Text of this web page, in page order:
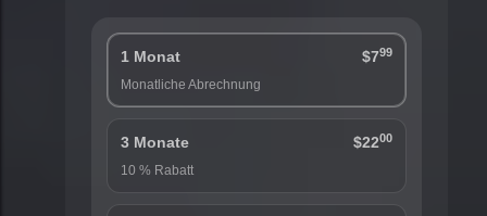
1 Monat $799
Monatliche Abrechnung
3 Monate $2200
10 % Rabatt